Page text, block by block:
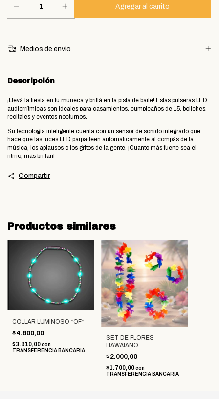
Medios de envío
Descripción
​¡Llevá la fiesta en tu muñeca y brillá en la pista de baile! Estas pulseras LED
audiorrítmicas son ideales para casamientos, cumpleaños de 15, boliches,
recitales y eventos nocturnos.
​Su tecnología inteligente cuenta con un sensor de sonido integrado que
hace que las luces LED parpadeen automáticamente al compás de la
música, los aplausos o los gritos de la gente. ¡Cuanto más fuerte sea el
ritmo, más brillan!
Compartir
Productos similares
COLLAR LUMINOSO *OF*
$4.600,00
$3.910,00con
TRANSFERENCIA BANCARIA
SET DE FLORES
HAWAIANO
$2.000,00
$1.700,00con
TRANSFERENCIA BANCARIA